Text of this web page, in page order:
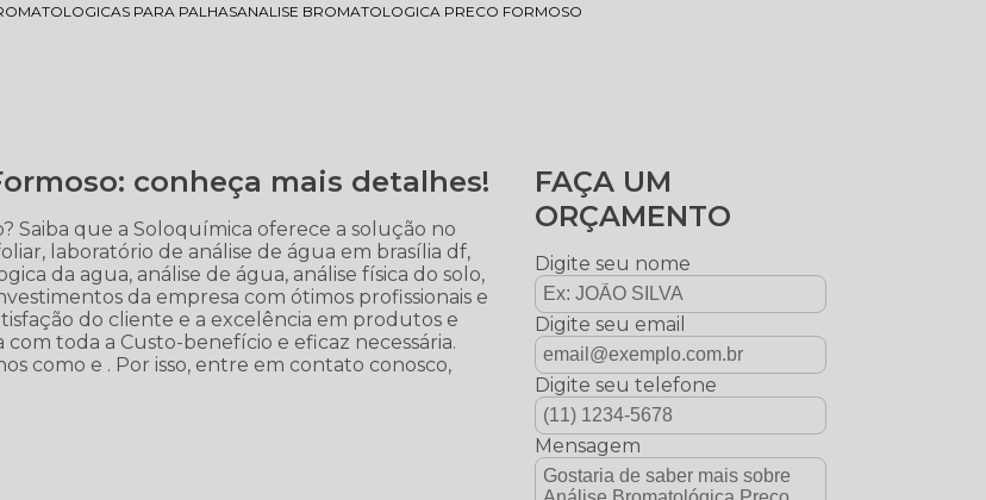
PARA PALHASANALISE BROMATOLOGICA PRECO FORMOSO
conheça mais detalhes!
Saiba que a Soloquímica oferece a solução no
laboratório de análise de água em brasília df,
da agua, análise de água, análise física do solo,
da empresa com ótimos profissionais e
do cliente e a excelência em produtos e
toda a Custo-benefício e eficaz necessária.
como e . Por isso, entre em contato conosco,
FAÇA UM
ORÇAMENTO
Digite seu nome
Digite seu email
Digite seu telefone
Mensagem